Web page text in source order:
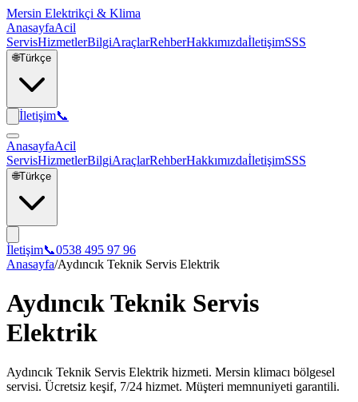
Mersin Elektrikçi & Klima
AnasayfaAcil
ServisHizmetlerBilgiAraçlarRehberHakkımızdaİletişimSSS
🌐Türkçe
İletişim📞
AnasayfaAcil
ServisHizmetlerBilgiAraçlarRehberHakkımızdaİletişimSSS
🌐Türkçe
İletişim📞0538 495 97 96
Anasayfa/Aydıncık Teknik Servis Elektrik
Aydıncık Teknik Servis
Elektrik
Aydıncık Teknik Servis Elektrik hizmeti. Mersin klimacı bölgesel
servisi. Ücretsiz keşif, 7/24 hizmet. Müşteri memnuniyeti garantili.